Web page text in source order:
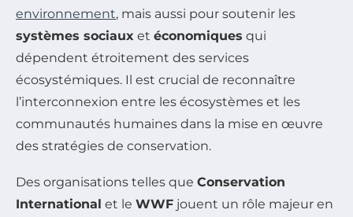
environnement, mais aussi pour soutenir les
systèmes sociaux et économiques qui
dépendent étroitement des services
écosystémiques. Il est crucial de reconnaître
l’interconnexion entre les écosystèmes et les
communautés humaines dans la mise en œuvre
des stratégies de conservation.
Des organisations telles que Conservation
International et le WWF jouent un rôle majeur en